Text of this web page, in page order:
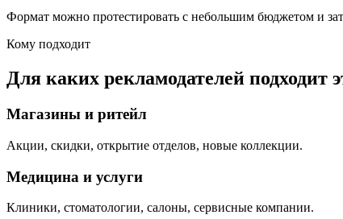
Формат можно протестировать с небольшим бюджетом и
Кому подходит
Для каких рекламодателей подходит
Магазины и ритейл
Акции, скидки, открытие отделов, новые коллекции.
Медицина и услуги
Клиники, стоматологии, салоны, сервисные компании.